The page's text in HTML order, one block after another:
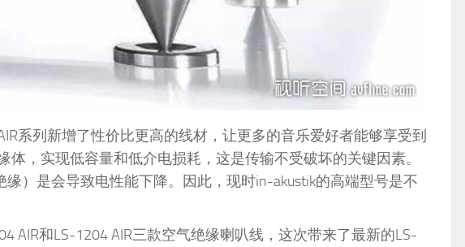
系列新增了性价比更高的线材，让更多的音乐爱好者能够享受到
，实现低容量和低介电损耗，这是传输不受破坏的关键因素。
）是会导致电性能下降。因此，现时in-akustik的高端型号是不
AIR和LS-1204 AIR三款空气绝缘喇叭线，这次带来了最新的LS-